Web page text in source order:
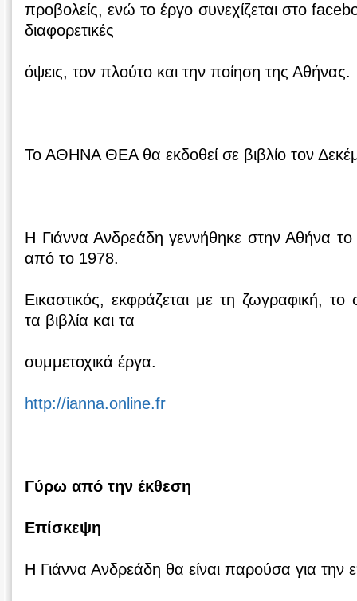
προβολείς, ενώ το έργο συνεχίζεται στο
διαφορετικές
όψεις, τον πλούτο και την ποίηση της Αθήνας.
Το ΑΘΗΝΑ ΘΕΑ θα εκδοθεί σε βιβλίο τον
Η Γιάννα Ανδρεάδη γεννήθηκε στην Αθήνα το
από το 1978.
Εικαστικός, εκφράζεται με τη ζωγραφική,
τα βιβλία και τα
συμμετοχικά έργα.
http://ianna.online.fr
Γύρω από την έκθεση
Επίσκεψη
Η Γιάννα Ανδρεάδη θα είναι παρούσα για την